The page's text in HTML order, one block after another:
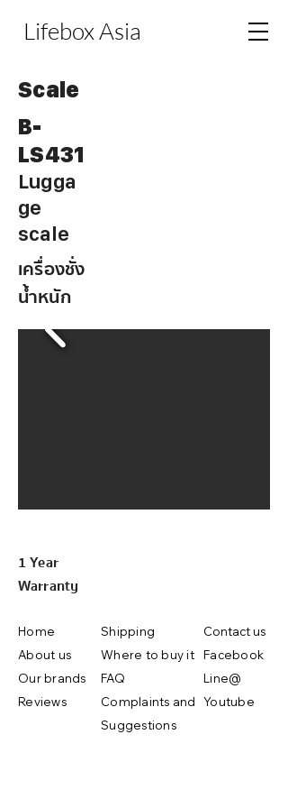
Lifebox Asia
Scale
B-
LS431
Lugga
ge
scale
เครื่องชั่ง
น้ำหนัก
1 Year
Warranty
Home
About us
Our brands
Reviews
Shipping
Where to buy it
FAQ
Complaints and
Suggestions
Contact us
Facebook
Line@
Youtube